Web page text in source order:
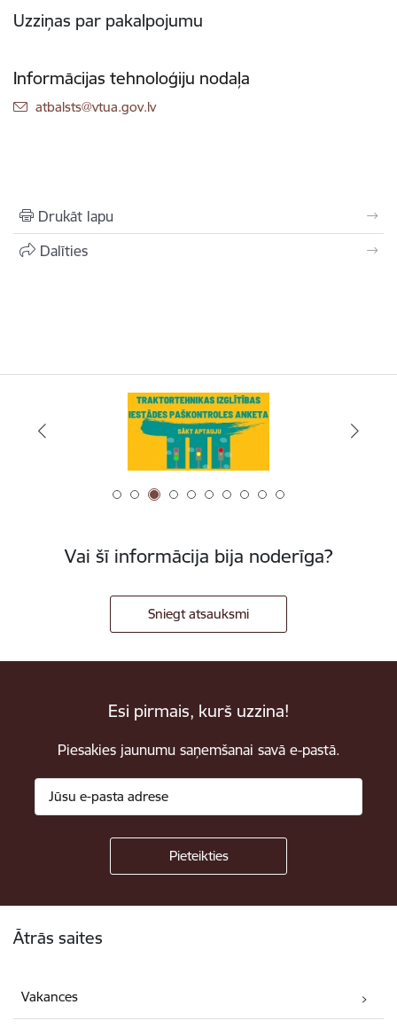
Uzziņas par pakalpojumu
Informācijas tehnoloģiju nodaļa
E-pasts:
atbalsts@vtua.gov.lv
Drukāt lapu
Dalīties
Vai šī informācija bija noderīga?
Sniegt atsauksmi
Esi pirmais, kurš uzzina!
Piesakies jaunumu saņemšanai savā e-pastā.
Ātrās saites
Vakances